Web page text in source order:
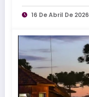
16 De Abril De 2026